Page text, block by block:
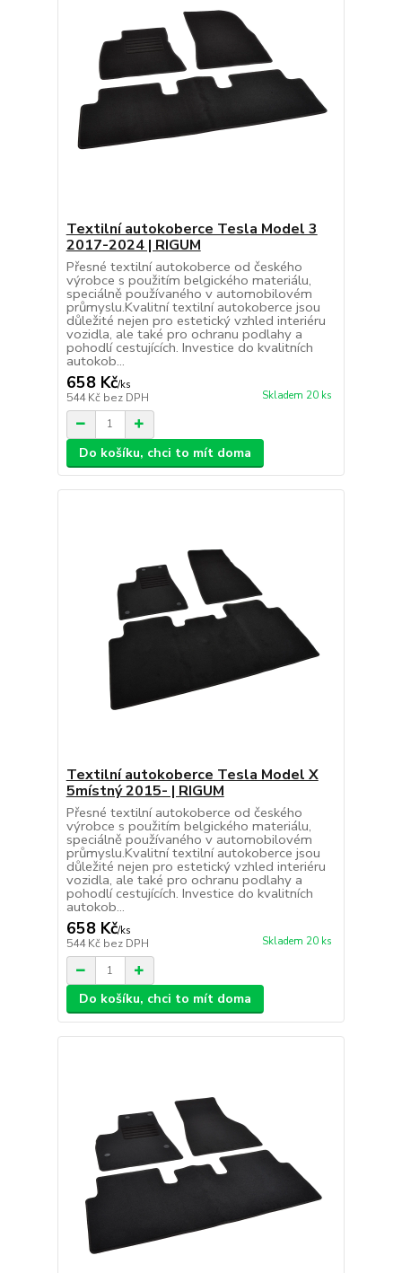
Textilní autokoberce Tesla Model 3
2017-2024 | RIGUM
Přesné textilní autokoberce od českého
výrobce s použitím belgického materiálu,
speciálně používaného v automobilovém
průmyslu.Kvalitní textilní autokoberce jsou
důležité nejen pro estetický vzhled interiéru
vozidla, ale také pro ochranu podlahy a
pohodlí cestujících. Investice do kvalitních
autokob...
658 Kč/ks
544 Kč bez DPH Skladem 20 ks
Do košíku, chci to mít doma
Textilní autokoberce Tesla Model X
5místný 2015- | RIGUM
Přesné textilní autokoberce od českého
výrobce s použitím belgického materiálu,
speciálně používaného v automobilovém
průmyslu.Kvalitní textilní autokoberce jsou
důležité nejen pro estetický vzhled interiéru
vozidla, ale také pro ochranu podlahy a
pohodlí cestujících. Investice do kvalitních
autokob...
658 Kč/ks
544 Kč bez DPH Skladem 20 ks
Do košíku, chci to mít doma